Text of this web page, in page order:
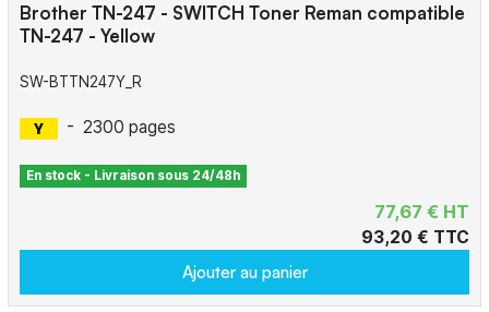
Brother TN-247 - SWITCH Toner Reman compatible
TN-247 - Yellow
SW-BTTN247Y_R
- 2300 pages
En stock - Livraison sous 24/48h
77,67 € HT
93,20 € TTC
Ajouter au panier